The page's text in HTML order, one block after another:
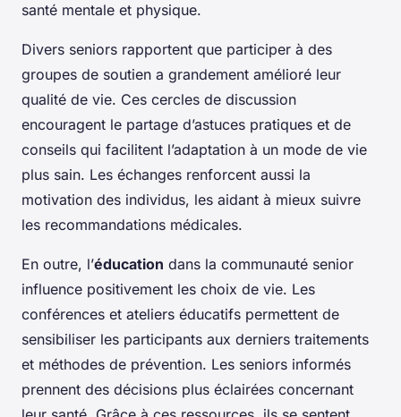
santé mentale et physique.
Divers seniors rapportent que participer à des
groupes de soutien a grandement amélioré leur
qualité de vie. Ces cercles de discussion
encouragent le partage d’astuces pratiques et de
conseils qui facilitent l’adaptation à un mode de vie
plus sain. Les échanges renforcent aussi la
motivation des individus, les aidant à mieux suivre
les recommandations médicales.
En outre, l’éducation dans la communauté senior
influence positivement les choix de vie. Les
conférences et ateliers éducatifs permettent de
sensibiliser les participants aux derniers traitements
et méthodes de prévention. Les seniors informés
prennent des décisions plus éclairées concernant